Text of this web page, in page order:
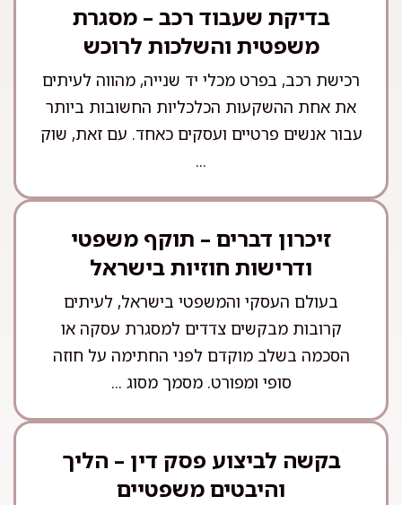
בדיקת שעבוד רכב – מסגרת
משפטית והשלכות לרוכש
רכישת רכב, בפרט מכלי יד שנייה, מהווה לעיתים
את אחת ההשקעות הכלכליות החשובות ביותר
עבור אנשים פרטיים ועסקים כאחד. עם זאת, שוק
...
זיכרון דברים – תוקף משפטי
ודרישות חוזיות בישראל
בעולם העסקי והמשפטי בישראל, לעיתים
קרובות מבקשים צדדים למסגרת עסקה או
הסכמה בשלב מוקדם לפני החתימה על חוזה
סופי ומפורט. מסמך מסוג ...
בקשה לביצוע פסק דין – הליך
והיבטים משפטיים